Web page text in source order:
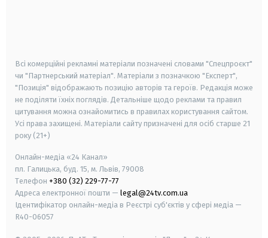
Всі комерційні рекламні матеріали позначені словами "Спецпроєкт"
чи "Партнерський матеріал". Матеріали з позначкою "Експерт",
"Позиція" відображають позицію авторів та героїв. Редакція може
не поділяти їхніх поглядів. Детальніше щодо реклами та правил
цитування можна ознайомитись в правилах користування сайтом.
Усі права захищені. Матеріали сайту призначені для осіб старше 21
року (21+)
Онлайн-медіа «24 Канал»
пл. Галицька, буд. 15, м. Львів, 79008
Телефон +380 (32) 229-77-77
Адреса електронної пошти — legal@24tv.com.ua
Ідентифікатор онлайн-медіа в Реєстрі суб'єктів у сфері медіа —
R40-06057